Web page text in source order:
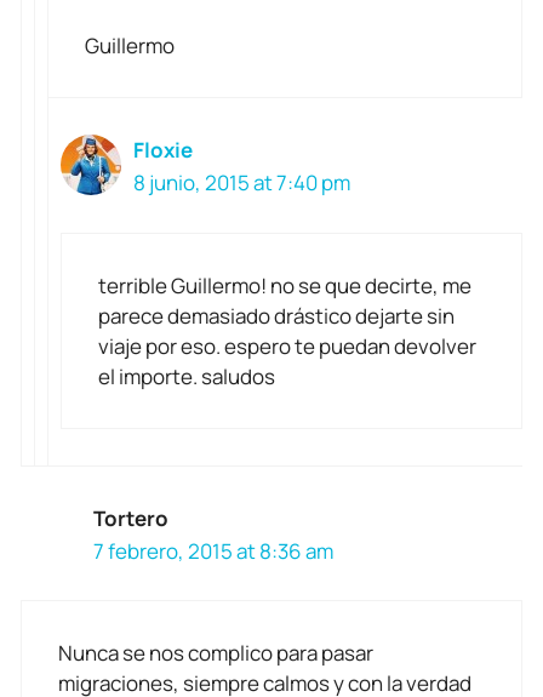
Guillermo
Floxie
8 junio, 2015 at 7:40 pm
terrible Guillermo! no se que decirte, me
parece demasiado drástico dejarte sin
viaje por eso. espero te puedan devolver
el importe. saludos
Tortero
7 febrero, 2015 at 8:36 am
Nunca se nos complico para pasar
migraciones, siempre calmos y con la verdad